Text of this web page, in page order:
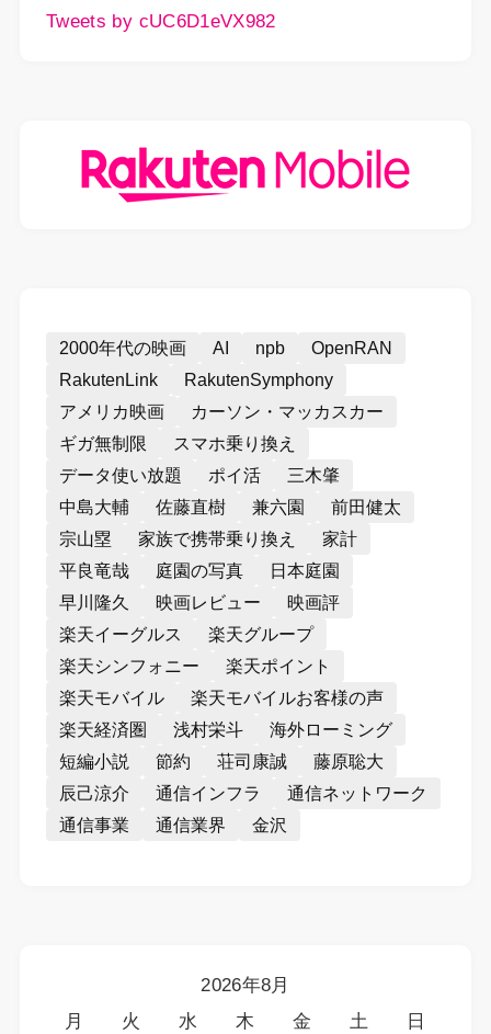
Tweets by cUC6D1eVX982
2000年代の映画 AI npb
OpenRAN
RakutenLink
RakutenSymphony
アメリカ映画
カーソン・マッカスカー
ギガ無制限
スマホ乗り換え
データ使い放題
ポイ活
三木肇
中島大輔
佐藤直樹 兼六園
前田健太
宗山塁
家族で携帯乗り換え
家計
平良竜哉
庭園の写真
日本庭園
早川隆久
映画レビュー
映画評
楽天イーグルス
楽天グループ
楽天シンフォニー
楽天ポイント
楽天モバイル
楽天モバイルお客様の声
楽天経済圏
浅村栄斗
海外ローミング
短編小説
節約 荘司康誠
藤原聡大
辰己涼介
通信インフラ
通信ネットワーク
通信事業
通信業界 金沢
2026年8月
月
火 水 木 金 土
日